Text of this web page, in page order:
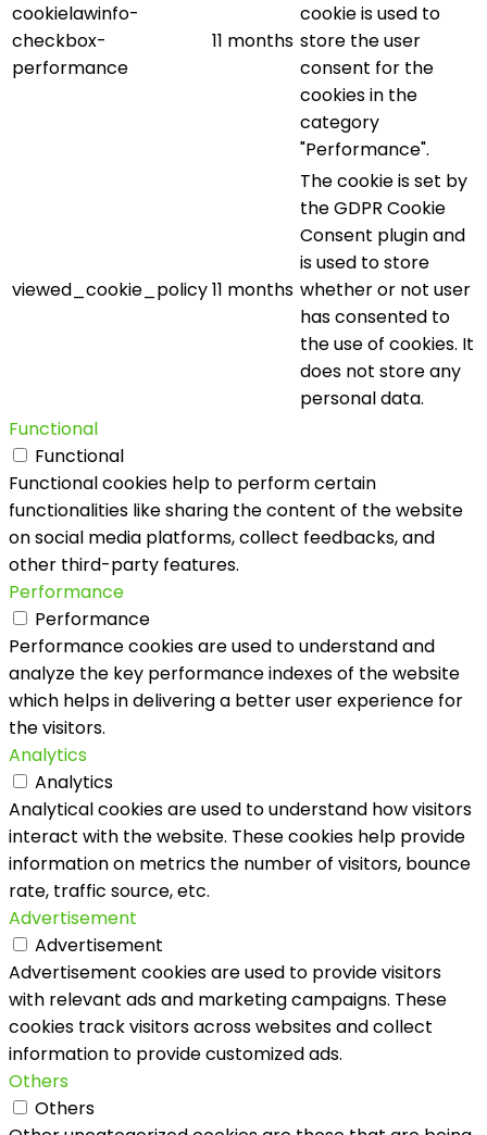
cookielawinfo-
checkbox-
performance
11 months
cookie is used to
store the user
consent for the
cookies in the
category
"Performance".
viewed_cookie_policy11 months
The cookie is set by
the GDPR Cookie
Consent plugin and
is used to store
whether or not user
has consented to
the use of cookies. It
does not store any
personal data.
Functional
Functional
Functional cookies help to perform certain
functionalities like sharing the content of the website
on social media platforms, collect feedbacks, and
other third-party features.
Performance
Performance
Performance cookies are used to understand and
analyze the key performance indexes of the website
which helps in delivering a better user experience for
the visitors.
Analytics
Analytics
Analytical cookies are used to understand how visitors
interact with the website. These cookies help provide
information on metrics the number of visitors, bounce
rate, traffic source, etc.
Advertisement
Advertisement
Advertisement cookies are used to provide visitors
with relevant ads and marketing campaigns. These
cookies track visitors across websites and collect
information to provide customized ads.
Others
Others